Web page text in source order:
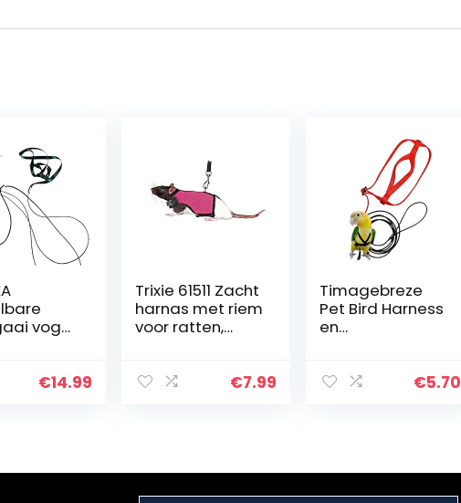
vogel
€14.99
Trixie 61511 Zacht
harnas met riem
voor ratten,
gesorteerd
€7.99
Timagebreze
Pet Bird Harness
en
vogelharnas€5.70